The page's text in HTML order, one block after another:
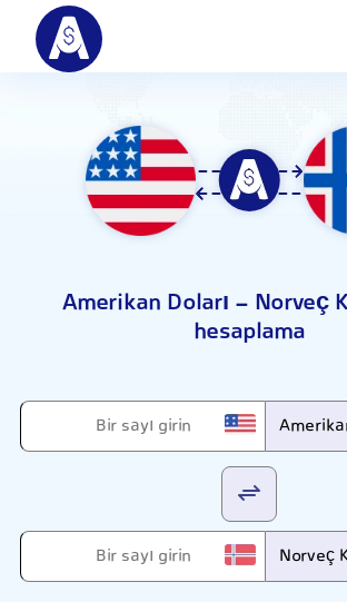
Amerikan Doları - Norveç
hesaplama